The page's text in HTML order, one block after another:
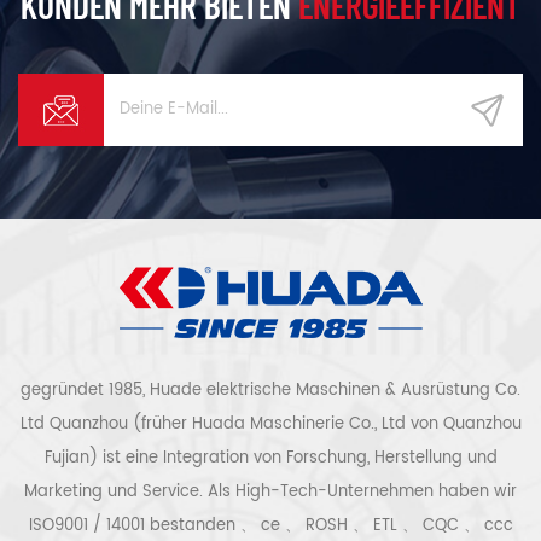
gegründet 1985, Huade elektrische Maschinen & Ausrüstung Co.
Ltd Quanzhou (früher Huada Maschinerie Co., Ltd von Quanzhou
Fujian) ist eine Integration von Forschung, Herstellung und
Marketing und Service. Als High-Tech-Unternehmen haben wir
ISO9001 / 14001 bestanden 、 ce 、 ROSH 、 ETL 、 CQC 、 ccc